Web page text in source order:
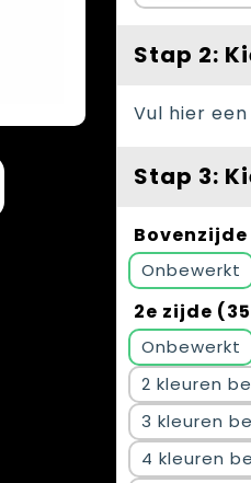
Stap 2:
Vul hier
Stap 3:
Onbewerkt
2e zijde
Onbewerkt
2
3
4